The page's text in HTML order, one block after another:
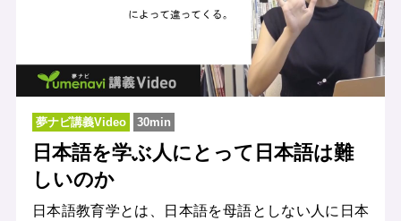
夢ナビ講義Video 30min
日本語を学ぶ人にとって日本語は難
しいのか
日本語教育学とは、日本語を母語としない人に日本